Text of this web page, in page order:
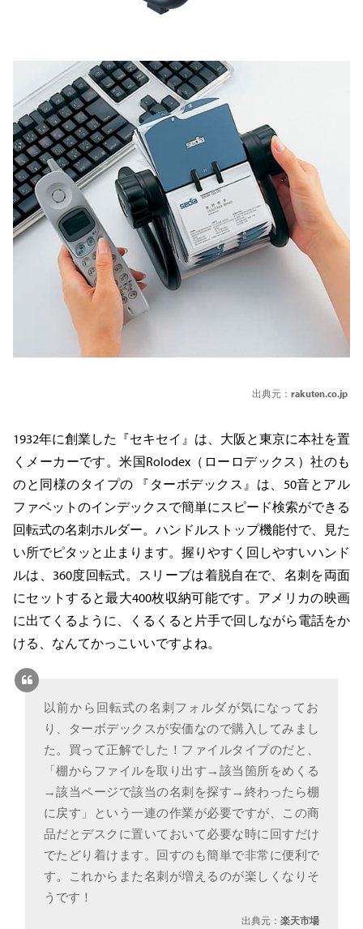
出典元： rakuten.co.jp
1932年に創業した『セキセイ』は、大阪と東京に本社を置
くメーカーです。米国Rolodex（ローロデックス）社のも
のと同様のタイプの 『ターボデックス』は、50音とアル
ファベットのインデックスで簡単にスピード検索ができる
回転式の名刺ホルダー。ハンドルストップ機能付で、見た
い所でピタッと止まります。握りやすく回しやすいハンド
ルは、360度回転式。スリーブは着脱自在で、名刺を両面
にセットすると最大400枚収納可能です。アメリカの映画
に出てくるように、くるくると片手で回しながら電話をか
ける、なんてかっこいいですよね。
以前から回転式の名刺フォルダが気になってお
り、ターボデックスが安価なので購入してみまし
た。買って正解でした！ファイルタイプのだと、
「棚からファイルを取り出す→該当箇所をめくる
→該当ページで該当の名刺を探す→終わったら棚
に戻す」という一連の作業が必要ですが、この商
品だとデスクに置いておいて必要な時に回すだけ
でたどり着けます。回すのも簡単で非常に便利で
す。これからまた名刺が増えるのが楽しくなりそ
うです！
出典元：楽天市場